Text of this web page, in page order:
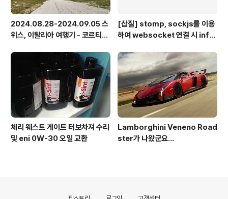
2024.08.28-2024.09.05 스
위스, 이탈리아 여행기 - 코르티나
스
[삽질] stomp, sockjs를 이용
하여 websocket 연결 시 info
체리 웨스트 게이트 터보차져 수리
및 eni 0W-30 오일 교환
Lamborghini Veneno Road
ster가 나왔군요...